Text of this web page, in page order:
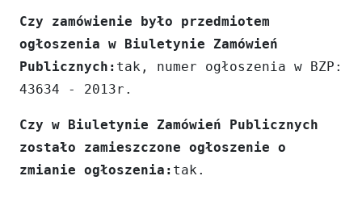
Czy zamówienie było przedmiotem
ogłoszenia w Biuletynie Zamówień
Publicznych: tak, numer ogłoszenia w BZP:
43634 - 2013r.
Czy w Biuletynie Zamówień Publicznych
zostało zamieszczone ogłoszenie o
zmianie ogłoszenia: tak.